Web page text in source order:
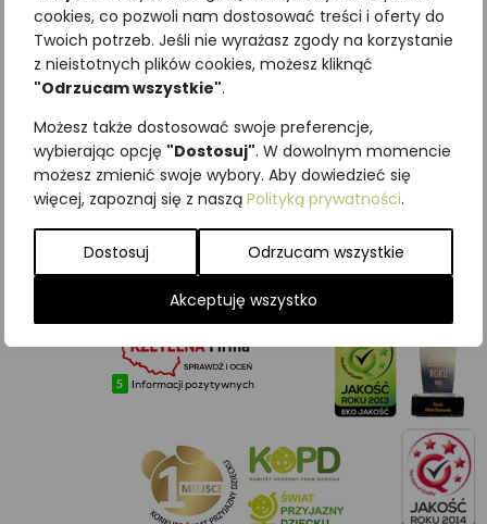
cookies, co pozwoli nam dostosować treści i oferty do
Twoich potrzeb. Jeśli nie wyrażasz zgody na korzystanie
z nieistotnych plików cookies, możesz kliknąć
"Odrzucam wszystkie".
Możesz także dostosować swoje preferencje,
wybierając opcję "Dostosuj". W dowolnym momencie
możesz zmienić swoje wybory. Aby dowiedzieć się
więcej, zapoznaj się z naszą Polityką prywatności.
Dostosuj Odrzucam wszystkie
Akceptuję wszystko
STRONA GŁÓWNA
SKLEP
WSPÓŁPRACA
PRAWA AUTORSKIE
POLITYKA PRYWATNOŚCI
WARUNKI GWARANCJI
KONTAKT